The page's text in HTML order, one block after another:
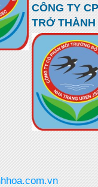
CÔNG TY
TRỞ